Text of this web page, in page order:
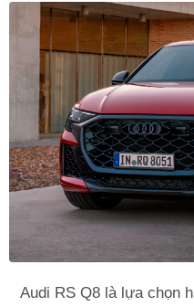
Audi RS Q8 là lựa chọn